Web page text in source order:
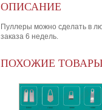
ОПИСАНИЕ
Пуллеры можно сделать в
заказа 6 недель.
ПОХОЖИЕ